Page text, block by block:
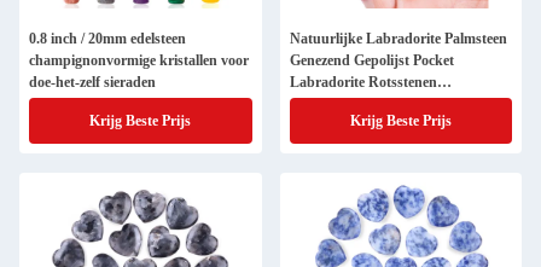
0.8 inch / 20mm edelsteen
champignonvormige kristallen voor
doe-het-zelf sieraden
Krijg Beste Prijs
Natuurlijke Labradorite Palmsteen
Genezend Gepolijst Pocket
Labradorite Rotsstenen
Onregelmatige Zorgsteen
AngstverlichtendKrijg Beste Prijs